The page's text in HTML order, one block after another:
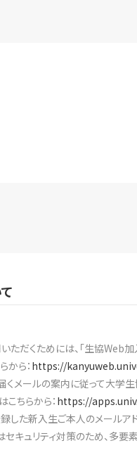
ただくためには、「生協Web加
から： https://
メールの案内に従って大学生
こちらから： https://
した新入生ご本人のメールア
セキュリティ対策のため、多要